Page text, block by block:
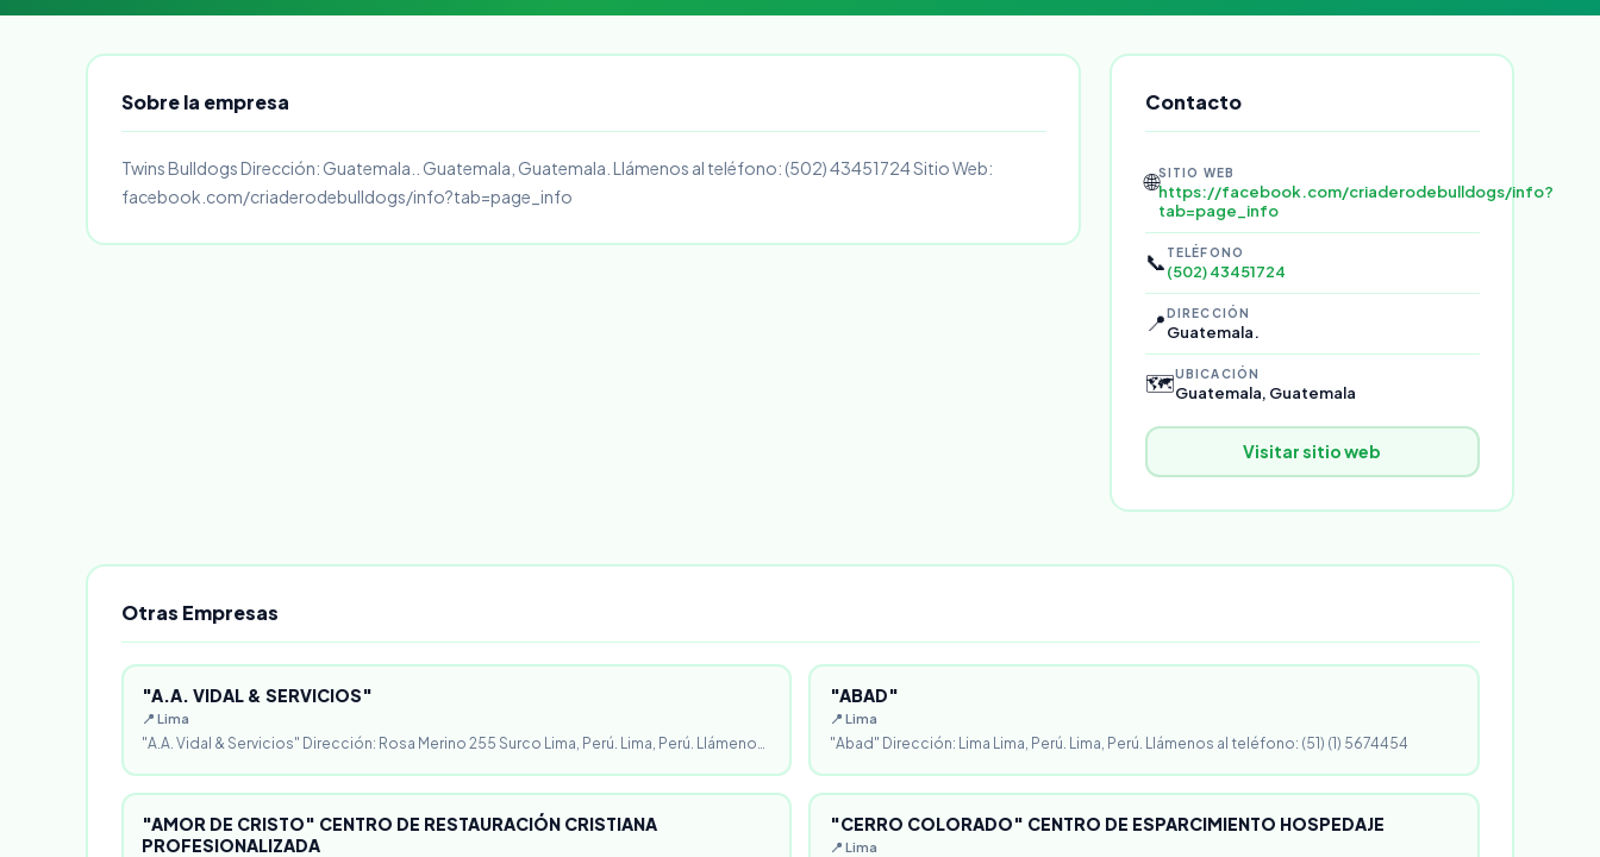
Sobre la empresa
Twins Bulldogs Dirección: Guatemala.. Guatemala, Guatemala. Llámenos al teléfono: (502) 43451724 Sitio Web:
facebook.com/criaderodebulldogs/info?tab=page_info
Contacto
🌐SITIO WEB
https://facebook.com/criaderodebulldogs/info?
tab=page_info
📞 TELÉFONO
(502) 43451724
📍DIRECCIÓN
Guatemala.
🗺️UBICACIÓN
Guatemala, Guatemala
Visitar sitio web
Otras Empresas
"A.A. VIDAL & SERVICIOS"
📍 Lima
"A.A. Vidal & Servicios" Dirección: Rosa Merino 255 Surco Lima, Perú. Lima, Perú. Llámeno…
"ABAD"
📍 Lima
"Abad" Dirección: Lima Lima, Perú. Lima, Perú. Llámenos al teléfono: (51) (1) 5674454
"AMOR DE CRISTO" CENTRO DE RESTAURACIÓN CRISTIANA
PROFESIONALIZADA
"CERRO COLORADO" CENTRO DE ESPARCIMIENTO HOSPEDAJE
📍 Lima